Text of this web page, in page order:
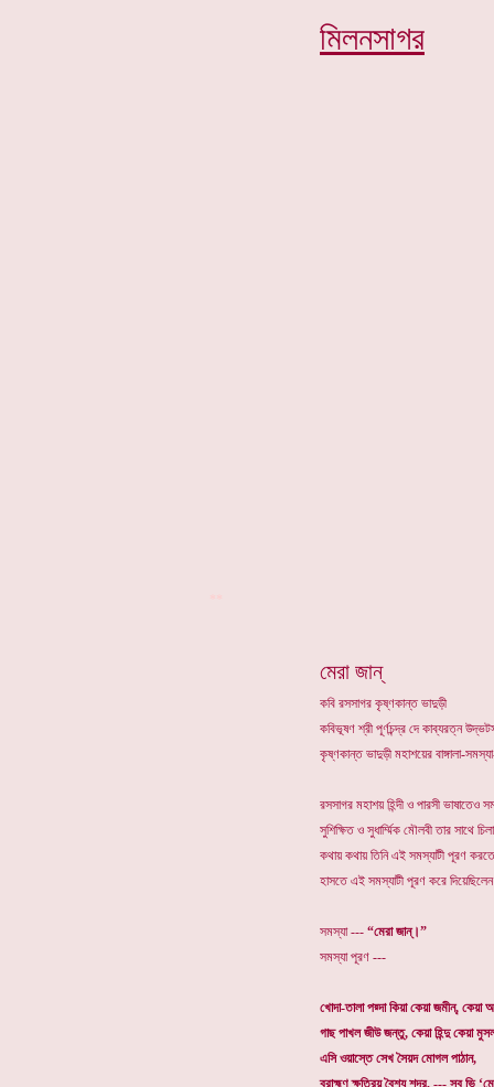
মিলনসাগর
মেরা জান্
কবি রসসাগর কৃষ্ণকান্ত ভাদুড়ী
কবিভূষণ শ্রী পূর্ণচন্দ্র দে কাব্যরত্ন
কৃষ্ণকান্ত ভাদুড়ী মহাশয়ের বাঙ্গালা-
রসসাগর মহাশয় হিন্দী ও পারসী
সুশিক্ষিত ও সুধার্ম্মিক মৌলবী তার সাথে
কথায় কথায় তিনি এই সমস্যাটী পূরণ
হাসতে এই সমস্যাটী পূরণ করে
সমস্যা --- “মেরা জান্।”
সমস্যা পূরণ ---
খোদা-তালা পয়্দা কিয়া কেয়া জমীন্, কেয়া
গাছ পাখল জীউ জন্তু, কেয়া হিন্দু কেয়া
এসি ওয়াস্তে সেখ সৈয়দ মোগল পাঠান,
ব্রাহ্মণ ক্ষত্রিয় বৈশ্য শূদ্র, --- সব্ ভি